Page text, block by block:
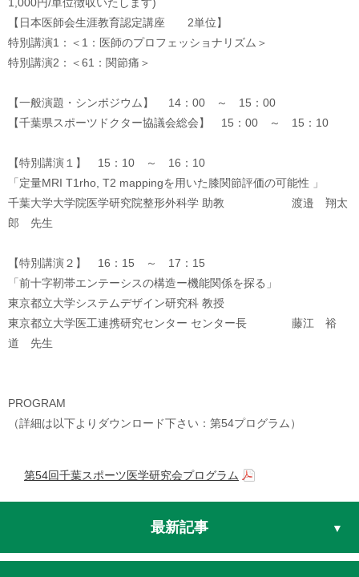
【日本医師会生涯教育認定講座 2単位】
特別講演1：＜1：医師のプロフェッショナリズム＞
特別講演2：＜61：関節痛＞
【一般演題・シンポジウム】 14：00 ～ 15：00
【千葉県スポーツドクター協議会総会】 15：00 ～ 15：10
【特別講演１】 15：10 ～ 16：10
「定量MRI T1rho, T2 mappingを用いた膝関節評価の可能性 」
千葉大学大学院医学研究院整形外科学 助教 渡邉 翔太
郎 先生
【特別講演２】 16：15 ～ 17：15
「前十字靭帯エンテーシスの構造ー機能関係を探る」
東京都立大学システムデザイン研究科 教授
東京都立大学医工連携研究センター センター長 藤江 裕
道 先生
PROGRAM
（詳細は以下よりダウンロード下さい：第54プログラム）
第54回千葉スポーツ医学研究会プログラム
最新記事